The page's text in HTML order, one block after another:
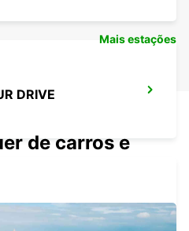
DRIVE
CHAUFFEUR
Mais estações
de carros e